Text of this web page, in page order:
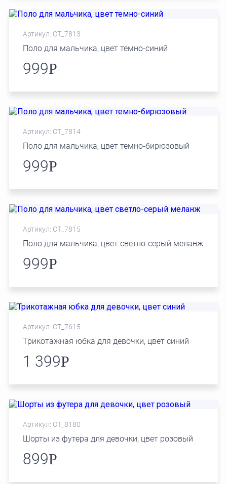
Артикул: СТ_7813
Поло для мальчика, цвет темно-синий
999Р
Артикул: СТ_7814
Поло для мальчика, цвет темно-бирюзовый
999Р
Артикул: СТ_7815
Поло для мальчика, цвет светло-серый меланж
999Р
Артикул: СТ_7615
Трикотажная юбка для девочки, цвет синий
1 399Р
Артикул: СТ_8180
Шорты из футера для девочки, цвет розовый
899Р